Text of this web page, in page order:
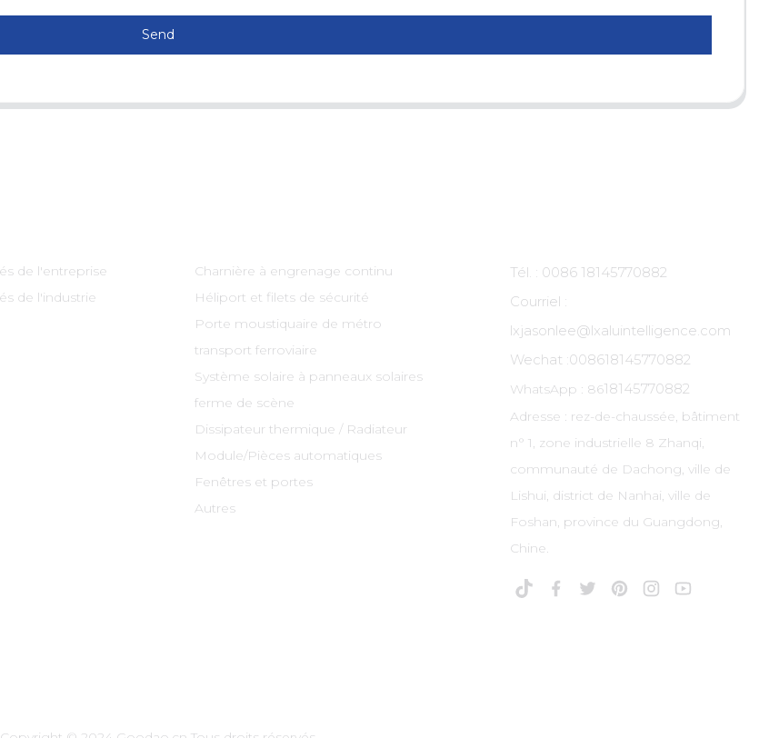
Send
de l'entreprise
de l'industrie
Charnière à engrenage continu
Héliport et filets de sécurité
Porte moustiquaire de métro
transport ferroviaire
Système solaire à panneaux solaires
ferme de scène
Dissipateur thermique / Radiateur
Module/Pièces automatiques
Fenêtres et portes
Autres
Tél. : 0086 18145770882
Courriel :
lxjasonlee@lxaluintelligence.com
Wechat :008618145770882
WhatsApp : 8618145770882
Adresse : rez-de-chaussée, bâtiment
n° 1, zone industrielle 8 Zhanqi,
communauté de Dachong, ville de
Lishui, district de Nanhai, ville de
Foshan, province du Guangdong,
Chine.